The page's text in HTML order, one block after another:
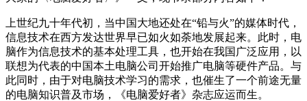
上世纪九十年代初，当中国大地还处在“铅与火”的媒体时代，
信息技术在西方发达世界早已如火如荼地发展起来。此时，电
脑作为信息技术的基本处理工具，也开始在我国广泛应用，以
联想为代表的中国本土电脑公司开始推广电脑等硬件产品。与
此同时，由于对电脑技术学习的需求，也催生了一个前途无量
的电脑知识普及市场，《电脑爱好者》杂志应运而生。